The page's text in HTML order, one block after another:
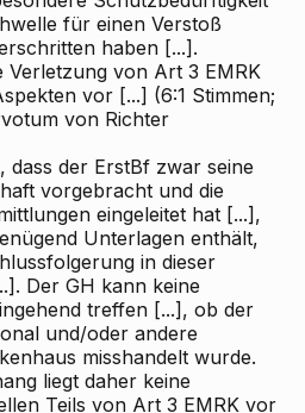
für einen Verstoß
haben [...].
Verletzung von Art 3 EMRK
vor [...] (6:1 Stimmen;
von Richter
dass der ErstBf zwar seine
vorgebracht und die
eingeleitet hat [...],
Unterlagen enthält,
in dieser
Der GH kann keine
treffen [...], ob der
und/oder andere
misshandelt wurde.
liegt daher keine
Teils von Art 3 EMRK vor